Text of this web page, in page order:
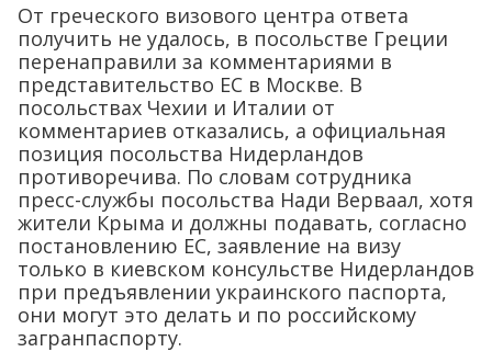
От греческого визового центра ответа
получить не удалось, в посольстве Греции
перенаправили за комментариями в
представительство ЕС в Москве. В
посольствах Чехии и Италии от
комментариев отказались, а официальная
позиция посольства Нидерландов
противоречива. По словам сотрудника
пресс-службы посольства Нади Верваал, хотя
жители Крыма и должны подавать, согласно
постановлению ЕС, заявление на визу
только в киевском консульстве Нидерландов
при предъявлении украинского паспорта,
они могут это делать и по российскому
загранпаспорту.